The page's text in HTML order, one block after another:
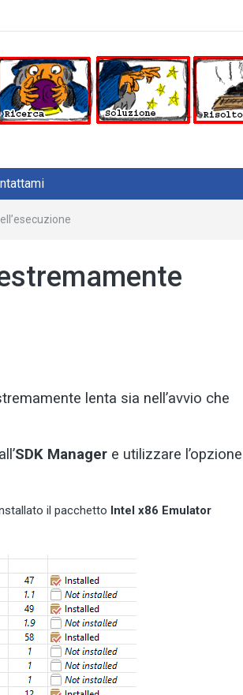
lenta sia nell’avvio che
SDK Manager e utilizzare l’opzione
il pacchetto Intel x86 Emulator